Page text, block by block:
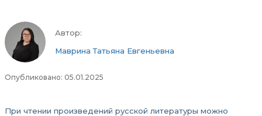
Автор:
Маврина Татьяна Евгеньевна
Опубликовано: 05.01.2025
При чтении произведений русской литературы можно